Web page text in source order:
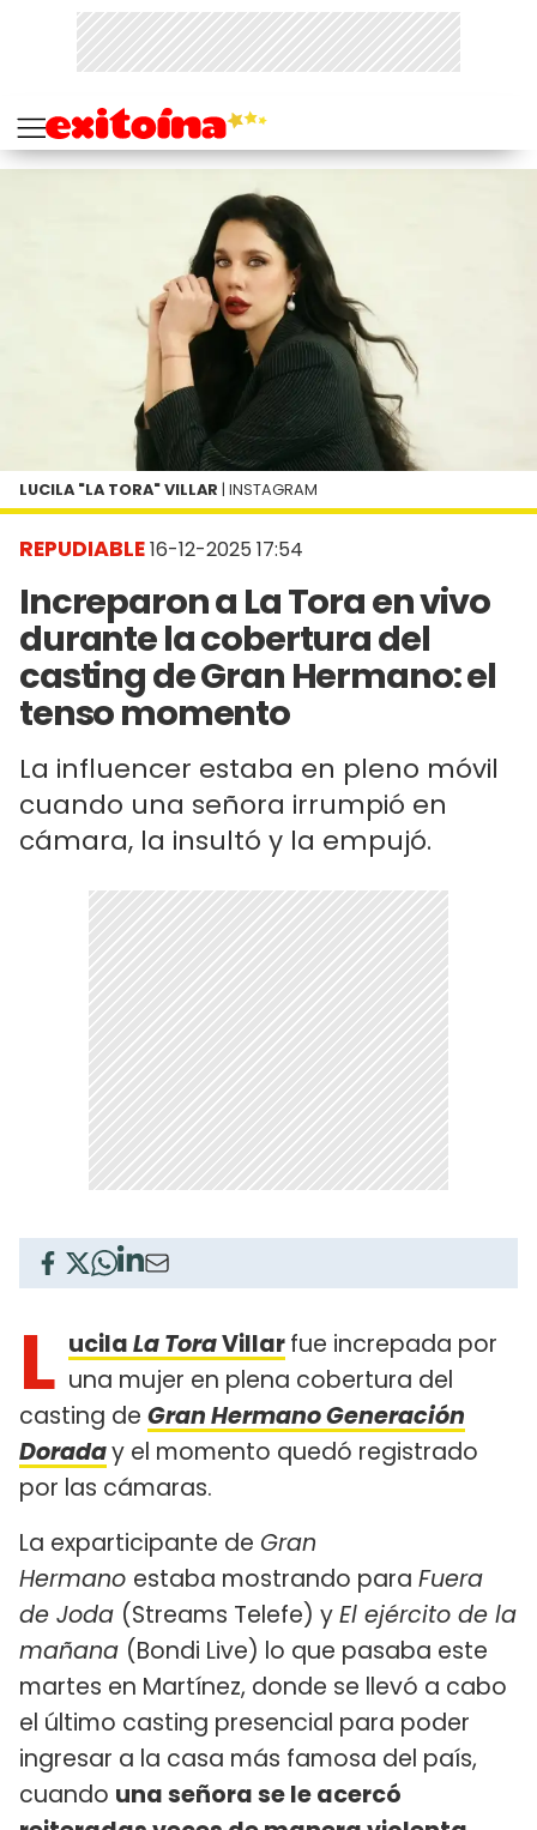
REPUDIABLE16-12-2025 17:54
Increparon a La Tora en vivo
durante la cobertura del
casting de Gran Hermano: el
tenso momento
La influencer estaba en pleno móvil
cuando una señora irrumpió en
cámara, la insultó y la empujó.
LUCILA "LA TORA" VILLAR | INSTAGRAM
L ucilaLa ToraVillarfue increpada por
una mujer en plena cobertura del
casting de Gran Hermano Generación
Doraday el momento quedó registrado
por las cámaras.
La exparticipante de Gran
Hermano estaba mostrando para Fuera
de Joda (Streams Telefe) yEl ejército de la
mañana (Bondi Live) lo que pasaba este
martes en Martínez, donde se llevó a cabo
el último casting presencial para poder
ingresar a la casa más famosa del país,
cuando una señora se le acercó